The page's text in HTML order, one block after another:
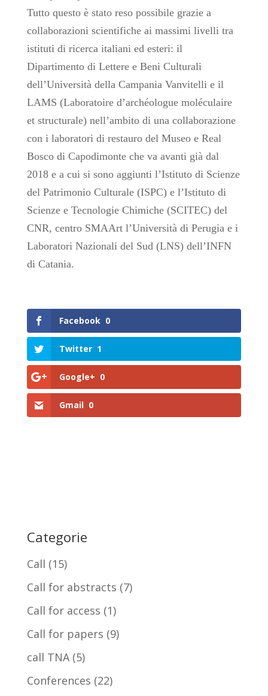
Tutto questo è stato reso possibile grazie a
collaborazioni scientifiche ai massimi livelli tra
istituti di ricerca italiani ed esteri: il
Dipartimento di Lettere e Beni Culturali
dell’Università della Campania Vanvitelli e il
LAMS (Laboratoire d’archéologue moléculaire
et structurale) nell’ambito di una collaborazione
con i laboratori di restauro del Museo e Real
Bosco di Capodimonte che va avanti già dal
2018 e a cui si sono aggiunti l’Istituto di Scienze
del Patrimonio Culturale (ISPC) e l’Istituto di
Scienze e Tecnologie Chimiche (SCITEC) del
CNR, centro SMAArt l’Università di Perugia e i
Laboratori Nazionali del Sud (LNS) dell’INFN
di Catania.
Facebook 0
Twitter 1
Google+ 0
Gmail 0
Categorie
Call (15)
Call for abstracts (7)
Call for access (1)
Call for papers (9)
call TNA(5)
Conferences (22)